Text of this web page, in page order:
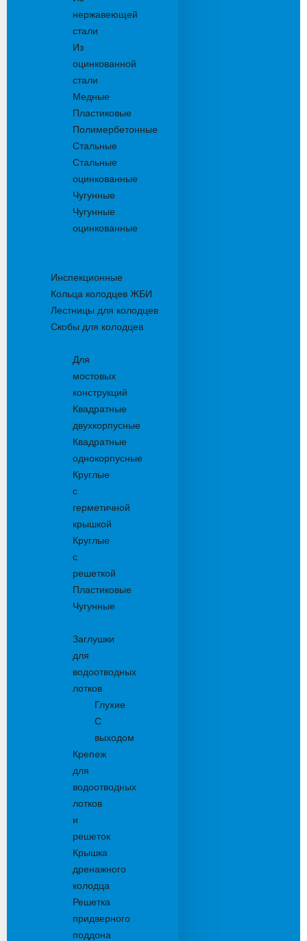
нержавеющей
стали
Из
оцинкованной
стали
Медные
Пластиковые
Полимербетонные
Стальные
Стальные
оцинкованные
Чугунные
Чугунные
оцинкованные
Инспекционные
Кольца колодцев ЖБИ
Лестницы для колодцев
Скобы для колодцев
Для
мостовых
конструкций
Квадратные
двухкорпусные
Квадратные
однокорпусные
Круглые
с
герметичной
крышкой
Круглые
с
решеткой
Пластиковые
Чугунные
Заглушки
для
водоотводных
лотков
Глухие
С
выходом
Крепеж
для
водоотводных
лотков
и
решеток
Крышка
дренажного
колодца
Решетка
придверного
поддона